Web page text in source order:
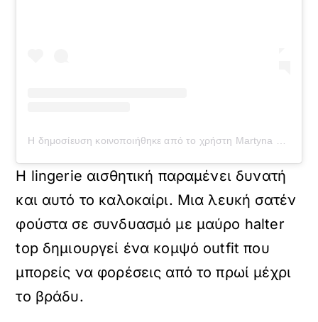
Η lingerie αισθητική παραμένει δυνατή
και αυτό το καλοκαίρι. Μια λευκή σατέν
φούστα σε συνδυασμό με μαύρο halter
top δημιουργεί ένα κομψό outfit που
μπορείς να φορέσεις από το πρωί μέχρι
το βράδυ.